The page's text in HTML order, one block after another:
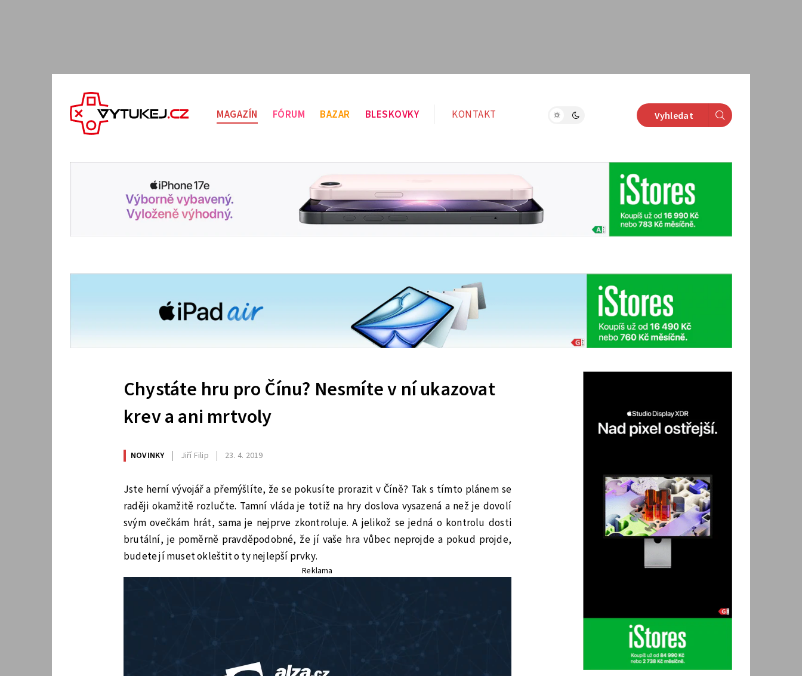
MAGAZÍN FÓRUM BAZAR BLESKOVKY KONTAKT Vyhledat
Chystáte hru pro Čínu? Nesmíte v ní ukazovat
krev a ani mrtvoly
NOVINKY Jiří Filip 23. 4. 2019
Jste herní vývojář a přemýšlíte, že se pokusíte prorazit v Číně? Tak s tímto plánem se
raději okamžitě rozlučte. Tamní vláda je totiž na hry doslova vysazená a než je dovolí
svým ovečkám hrát, sama je nejprve zkontroluje. A jelikož se jedná o kontrolu dosti
brutální, je poměrně pravděpodobné, že jí vaše hra vůbec neprojde a pokud projde,
budete jí muset okleštit o ty nejlepší prvky.
Reklama